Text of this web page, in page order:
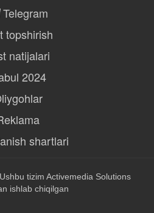
Telegram
topshirish
natijalari
2024
shartlari
tizim Activemedia Solutions
ishlab chiqilgan